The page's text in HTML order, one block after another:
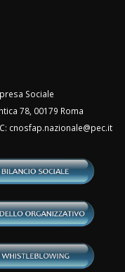
Sociale
78, 00179 Roma
cnosfap.nazionale@pec.it